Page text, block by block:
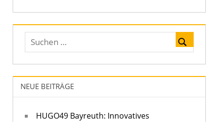
NEUE BEITRÄGE
HUGO49 Bayreuth: Innovatives